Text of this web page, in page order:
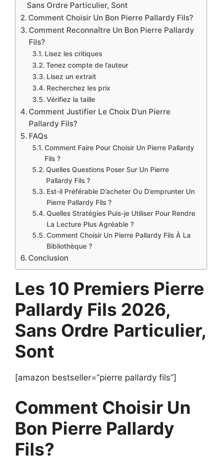
Sans Ordre Particulier, Sont
Comment Choisir Un Bon Pierre Pallardy Fils?
Comment Reconnaître Un Bon Pierre Pallardy
Fils?
Lisez les critiques
Tenez compte de l’auteur
Lisez un extrait
Recherchez les prix
Vérifiez la taille
Comment Justifier Le Choix D’un Pierre
Pallardy Fils?
FAQs
Comment Faire Pour Choisir Un Pierre Pallardy
Fils ?
Quelles Questions Poser Sur Un Pierre
Pallardy Fils ?
Est-il Préférable D’acheter Ou D’emprunter Un
Pierre Pallardy Fils ?
Quelles Stratégies Puis-je Utiliser Pour Rendre
La Lecture Plus Agréable ?
Comment Choisir Un Pierre Pallardy Fils À La
Bibliothèque ?
Conclusion
Les 10 Premiers Pierre
Pallardy Fils 2026,
Sans Ordre Particulier,
Sont
[amazon bestseller=”pierre pallardy fils”]
Comment Choisir Un
Bon Pierre Pallardy
Fils?